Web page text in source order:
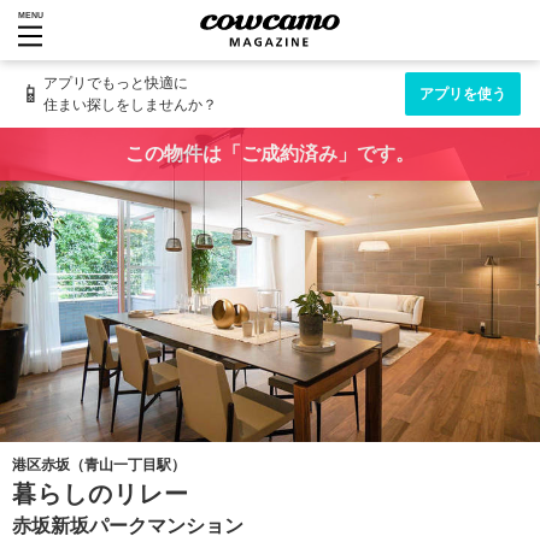
MENU
📱 アプリでもっと快適に
住まい探しをしませんか？
アプリを使う
この物件は「ご成約済み」です。
港区赤坂（青山一丁目駅）
暮らしのリレー
赤坂新坂パークマンション